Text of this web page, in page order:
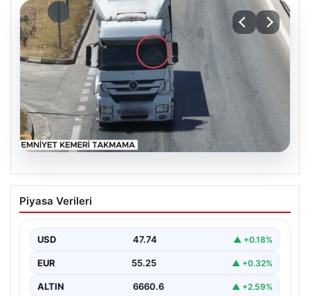
06.08.2026
Otoyolda dron destekli denetim: Bin
123 araca ceza
Piyasa Verileri
USD 47.74 ▲ +0.18%
EUR 55.25 ▲ +0.32%
ALTIN 6660.6 ▲ +2.59%